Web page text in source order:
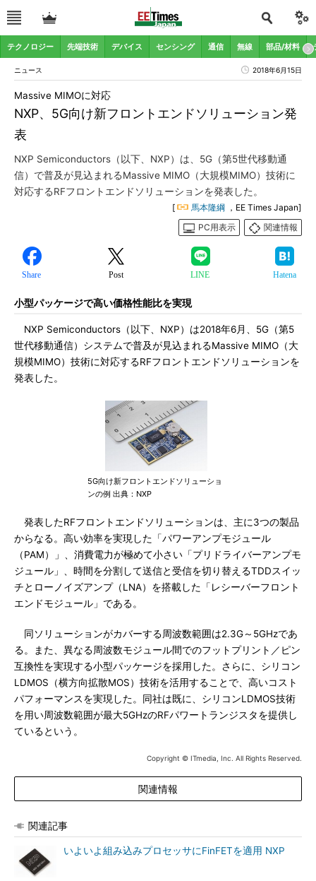
テクノロジー 先端技術 デバイス センシング 通信 無線 部品/材料
ニュース 2018年6月15日
NXP、5G向け新フロントエンドソリューション発
表
Massive MIMOに対応
NXP Semiconductors（以下、NXP）は、5G（第5世代移動通
信）で普及が見込まれるMassive MIMO（大規模MIMO）技術に
対応するRFフロントエンドソリューションを発表した。
[ 馬本隆綱 ，EE Times Japan]
PC用表示
関連情報
Share Post LINE Hatena
小型パッケージで高い価格性能比を実現
NXP Semiconductors（以下、NXP）は2018年6月、5G（第5
世代移動通信）システムで普及が見込まれるMassive MIMO（大
規模MIMO）技術に対応するRFフロントエンドソリューションを
発表した。
5G向け新フロントエンドソリューショ
ンの例 出典：NXP
発表したRFフロントエンドソリューションは、主に3つの製品
からなる。高い効率を実現した「パワーアンプモジュール
（PAM）」、消費電力が極めて小さい「プリドライバーアンプモ
ジュール」、時間を分割して送信と受信を切り替えるTDDスイッ
チとローノイズアンプ（LNA）を搭載した「レシーバーフロント
エンドモジュール」である。
同ソリューションがカバーする周波数範囲は2.3G～5GHzであ
る。また、異なる周波数モジュール間でのフットプリント／ピン
互換性を実現する小型パッケージを採用した。さらに、シリコン
LDMOS（横方向拡散MOS）技術を活用することで、高いコスト
パフォーマンスを実現した。同社は既に、シリコンLDMOS技術
を用い周波数範囲が最大5GHzのRFパワートランジスタを提供し
ているという。
Copyright © ITmedia, Inc. All Rights Reserved.
関連情報
関連記事
いよいよ組み込みプロセッサにFinFETを適用 NXP